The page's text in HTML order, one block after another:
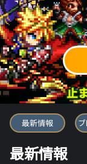
ブレイブ
最新情報
最新情報